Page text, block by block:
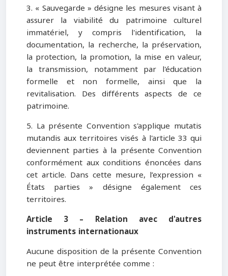
3. « Sauvegarde » désigne les mesures visant à
assurer la viabilité du patrimoine culturel
immatériel, y compris l'identification, la
documentation, la recherche, la préservation,
la protection, la promotion, la mise en valeur,
la transmission, notamment par l'éducation
formelle et non formelle, ainsi que la
revitalisation. Des différents aspects de ce
patrimoine.
5. La présente Convention s'applique mutatis
mutandis aux territoires visés à l'article 33 qui
deviennent parties à la présente Convention
conformément aux conditions énoncées dans
cet article. Dans cette mesure, l’expression «
États parties » désigne également ces
territoires.
Article 3 – Relation avec d'autres
instruments internationaux
Aucune disposition de la présente Convention
ne peut être interprétée comme :